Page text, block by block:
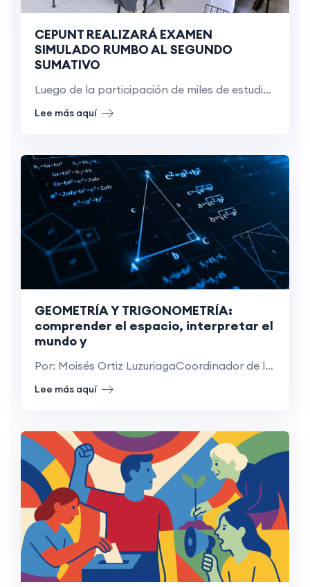
CEPUNT REALIZARÁ EXAMEN
SIMULADO RUMBO AL SEGUNDO
SUMATIVO
Luego de la participación de miles de estudiantes en el
Lee más aquí
GEOMETRÍA Y TRIGONOMETRÍA:
comprender el espacio, interpretar el
mundo y
Por: Moisés Ortiz LuzuriagaCoordinador de la asignatura de Geometría y
Lee más aquí